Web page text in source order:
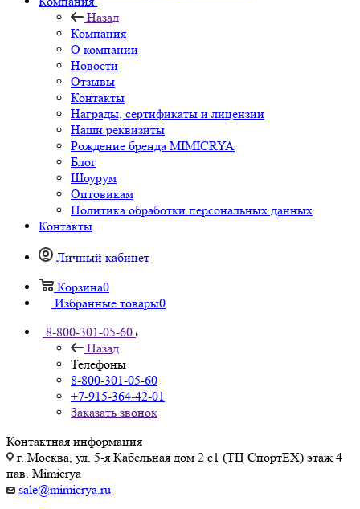
Назад
Компания
О компании
Новости
Отзывы
Контакты
Награды, сертификаты и лицензии
Наши реквизиты
Рождение бренда MIMICRYA
Блог
Шоурум
Оптовикам
Политика обработки персональных данных
Контакты
Личный кабинет
Корзина0
Избранные товары0
8-800-301-05-60
Назад
Телефоны
8-800-301-05-60
+7-915-364-42-01
Заказать звонок
Контактная информация
г. Москва, ул. 5-я Кабельная дом 2 с1 (ТЦ СпортEX) этаж 4
пав. Mimicrya
sale@mimicrya.ru